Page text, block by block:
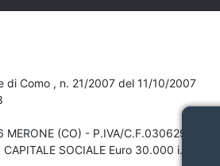
Como , n. 21/2007 del 11/10/2007
(CO) - P.IVA/C.F.03062910132
SOCIALE Euro 30.000 i.v.